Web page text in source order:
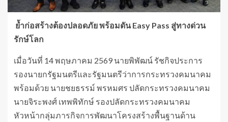
ย้ำก่อสร้างต้องปลอดภัย พร้อมดัน Easy Pass สู่ทางด่วน
รักษ์โลก
เมื่อวันที่ 14 พฤษภาคม 2569 นายพิพัฒน์ รัชกิจประการ
รองนายกรัฐมนตรีและรัฐมนตรีว่าการกระทรวงคมนาคม
พร้อมด้วย นายชยธรรม์ พรหมศร ปลัดกระทรวงคมนาคม
นายจิระพงศ์ เทพพิทักษ์ รองปลัดกระทรวงคมนาคม
หัวหน้ากลุ่มภารกิจการพัฒนาโครงสร้างพื้นฐานด้าน